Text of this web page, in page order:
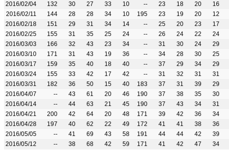
2016/02/04
132 30 27 33 10 -- 23 18 20 16
2016/02/11
144 28 28 34 10 195 23 19 20 12
2016/02/18
151 29 31 34 14 -- 25 20 23 17
2016/02/25
155 31 35 25 24 -- 26 24 22 24
2016/03/03
166 32 43 23 34 -- 31 30 24 29
2016/03/10
171 31 43 19 36 -- 34 28 30 25
2016/03/17
159 35 40 18 40 -- 37 29 34 29
2016/03/24
155 33 42 17 42 -- 31 32 31 31
2016/03/31
182 36 50 15 40 183 37 31 39 29
2016/04/07
-- 43 61 20 46 190 37 38 35 30
2016/04/14
-- 44 63 21 45 190 37 43 34 31
2016/04/21
200 42 64 20 48 171 39 42 36 34
2016/04/28
197 40 62 22 49 172 41 41 38 36
2016/05/05
-- 41 69 43 58 191 44 44 42 39
2016/05/12
-- 38 68 42 59 171 41 42 47 34